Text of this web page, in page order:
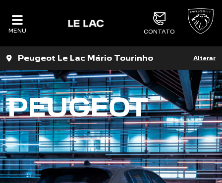
MENU CONTATO
Peugeot Le Lac Mário Tourinho Alterar
PEUGEOT